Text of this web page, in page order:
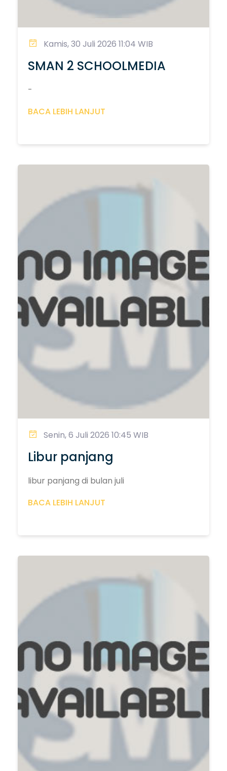
Kamis, 30 Juli 2026 11:04 WIB
SMAN 2 SCHOOLMEDIA
-
BACA LEBIH LANJUT
Senin, 6 Juli 2026 10:45 WIB
Libur panjang
libur panjang di bulan juli
BACA LEBIH LANJUT